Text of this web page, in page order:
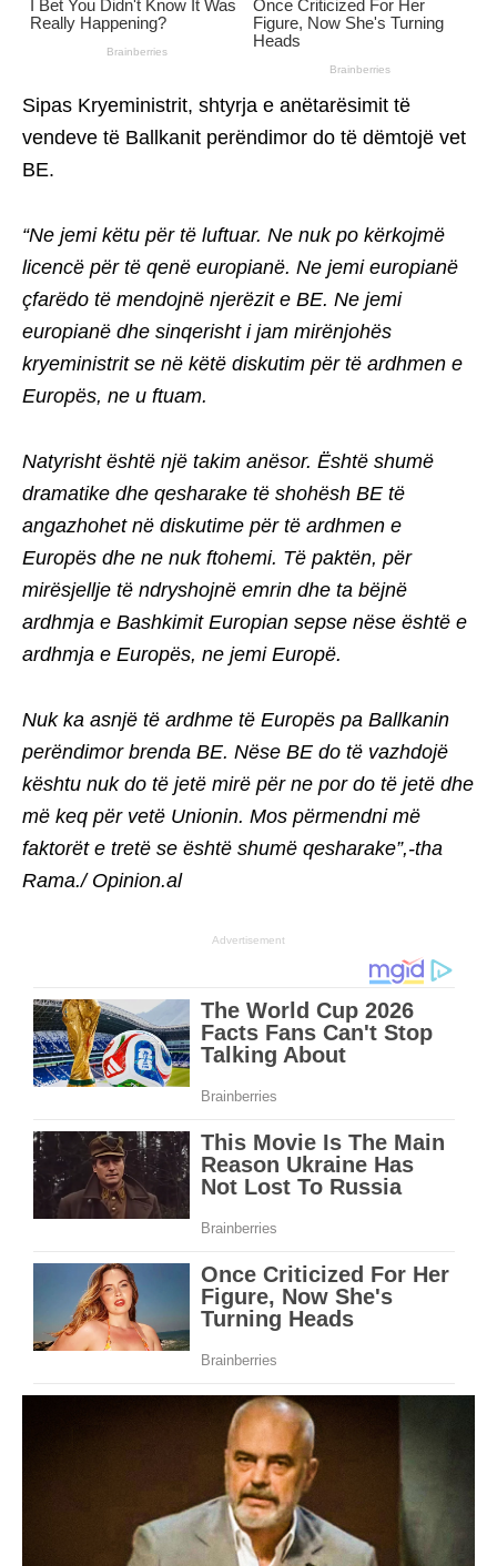
Sipas Kryeministrit, shtyrja e anëtarësimit të
vendeve të Ballkanit perëndimor do të dëmtojë vet
BE.
“Ne jemi këtu për të luftuar. Ne nuk po kërkojmë
licencë për të qenë europianë. Ne jemi europianë
çfarëdo të mendojnë njerëzit e BE. Ne jemi
europianë dhe sinqerisht i jam mirënjohës
kryeministrit se në këtë diskutim për të ardhmen e
Europës, ne u ftuam.
Natyrisht është një takim anësor. Është shumë
dramatike dhe qesharake të shohësh BE të
angazhohet në diskutime për të ardhmen e
Europës dhe ne nuk ftohemi. Të paktën, për
mirësjellje të ndryshojnë emrin dhe ta bëjnë
ardhmja e Bashkimit Europian sepse nëse është e
ardhmja e Europës, ne jemi Europë.
Nuk ka asnjë të ardhme të Europës pa Ballkanin
perëndimor brenda BE. Nëse BE do të vazhdojë
kështu nuk do të jetë mirë për ne por do të jetë dhe
më keq për vetë Unionin. Mos përmendni më
faktorët e tretë se është shumë qesharake”,-tha
Rama./ Opinion.al
Advertisement